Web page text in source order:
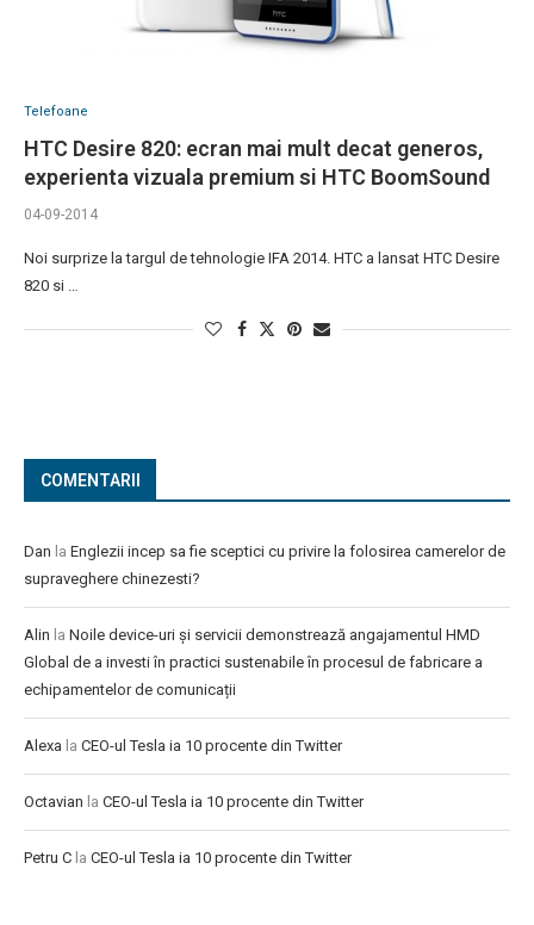
Telefoane
HTC Desire 820: ecran mai mult decat generos,
experienta vizuala premium si HTC BoomSound
04-09-2014
Noi surprize la targul de tehnologie IFA 2014. HTC a lansat HTC Desire
820 si …
COMENTARII
Dan la Englezii incep sa fie sceptici cu privire la folosirea camerelor de
supraveghere chinezesti?
Alin la Noile device-uri și servicii demonstrează angajamentul HMD
Global de a investi în practici sustenabile în procesul de fabricare a
echipamentelor de comunicații
Alexa la CEO-ul Tesla ia 10 procente din Twitter
Octavian la CEO-ul Tesla ia 10 procente din Twitter
Petru C la CEO-ul Tesla ia 10 procente din Twitter